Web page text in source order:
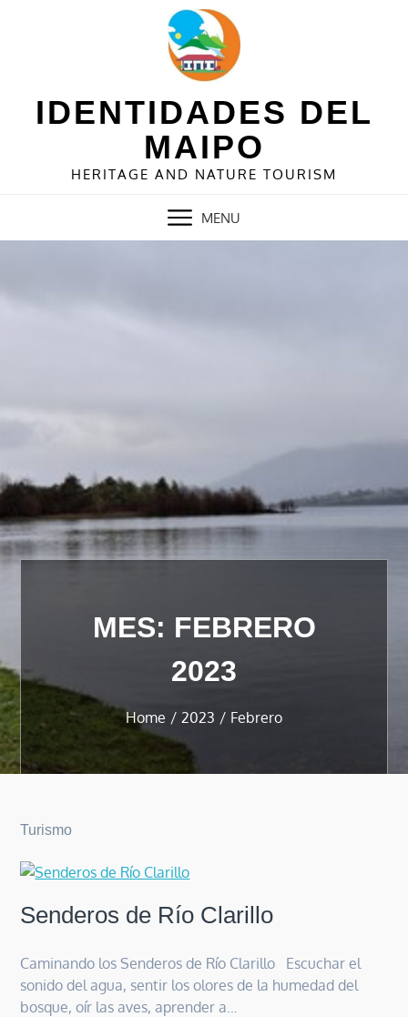
IDENTIDADES DEL
MAIPO
HERITAGE AND NATURE TOURISM
MENU
MES: FEBRERO
2023
Home 2023 Febrero
Turismo
Senderos de Río Clarillo
Caminando los Senderos de Río Clarillo Escuchar el
sonido del agua, sentir los olores de la humedad del
bosque, oír las aves, aprender a…